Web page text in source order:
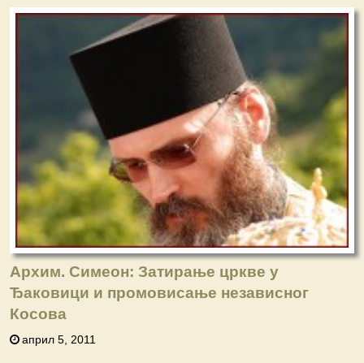
Архим. Симеон: Затирање цркве у
Ђаковици и промовисање независног
Косова
април 5, 2011